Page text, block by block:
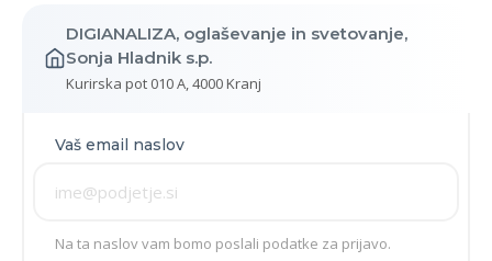
DIGIANALIZA, oglaševanje in svetovanje,
Sonja Hladnik s.p.
Kurirska pot 010 A, 4000 Kranj
Vaš email naslov
Na ta naslov vam bomo poslali podatke za prijavo.